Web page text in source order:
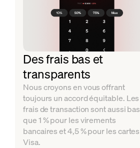
Des frais bas et
transparents
Nous croyons en vous offrant
toujours un accord équitable. Les
frais de transaction sont aussi bas
que 1 % pour les virements
bancaires et 4,5 % pour les cartes
Visa.